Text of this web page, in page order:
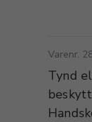
Varenr.
Tynd